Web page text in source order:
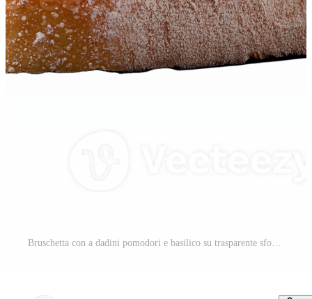
Bruschetta con a dadini pomodori e basilico su trasparente sfondo PNG Pro